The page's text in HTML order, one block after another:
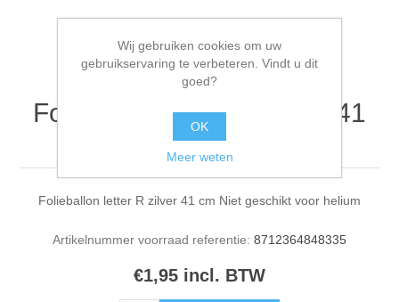
Folieballon letter R zilver 41
cm
Folieballon letter R zilver 41 cm Niet geschikt voor helium
Artikelnummer voorraad referentie: 8712364848335
€1,95 incl. BTW
Wij gebruiken cookies om uw
gebruikservaring te verbeteren. Vindt u dit
goed?
OK
Meer weten